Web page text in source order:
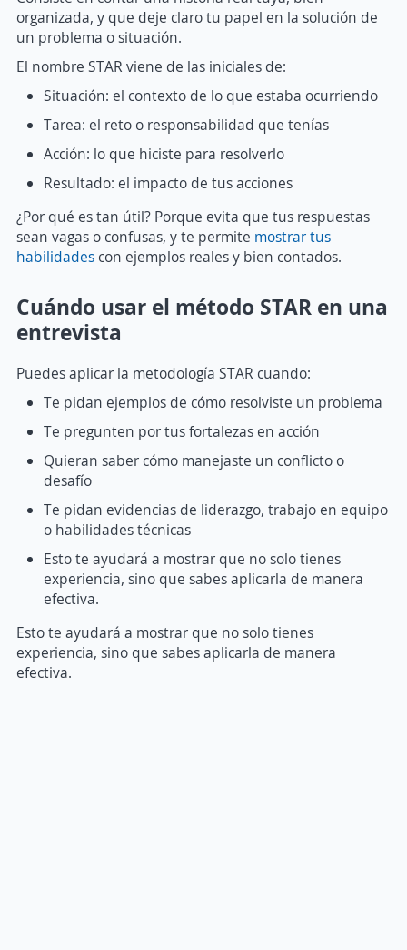
organizada, y que deje claro tu papel en la solución de
un problema o situación.
El nombre STAR viene de las iniciales de:
Situación: el contexto de lo que estaba ocurriendo
Tarea: el reto o responsabilidad que tenías
Acción: lo que hiciste para resolverlo
Resultado: el impacto de tus acciones
¿Por qué es tan útil? Porque evita que tus respuestas
sean vagas o confusas, y te permite mostrar tus
habilidades con ejemplos reales y bien contados.
Cuándo usar el método STAR en una
entrevista
Puedes aplicar la metodología STAR cuando:
Te pidan ejemplos de cómo resolviste un problema
Te pregunten por tus fortalezas en acción
Quieran saber cómo manejaste un conflicto o
desafío
Te pidan evidencias de liderazgo, trabajo en equipo
o habilidades técnicas
Esto te ayudará a mostrar que no solo tienes
experiencia, sino que sabes aplicarla de manera
efectiva.
Esto te ayudará a mostrar que no solo tienes
experiencia, sino que sabes aplicarla de manera
efectiva.